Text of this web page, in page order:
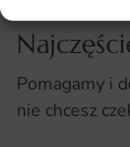
Pomagamy i
nie chcesz